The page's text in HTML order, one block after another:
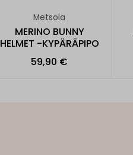
Metsola
MERINO BUNNY
HELMET -KYPÄRÄPIPO
59,90 €